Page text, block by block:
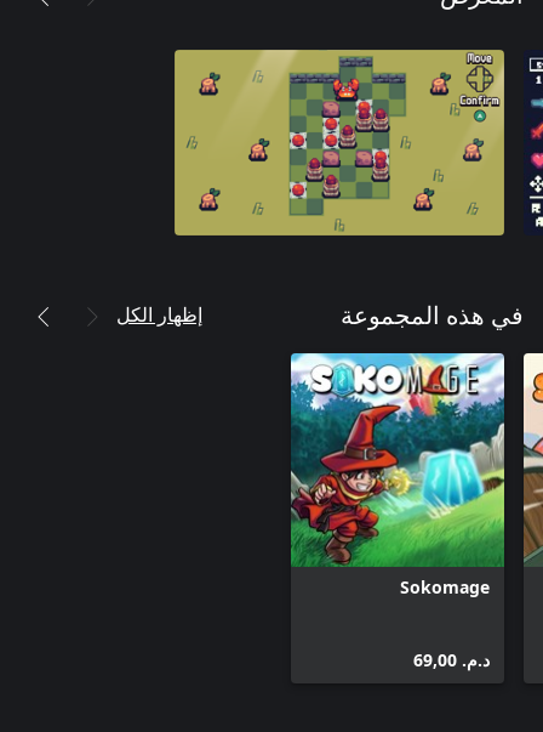
في هذه المجموعة إظهار الكل
Sokomage
د.م.‏ 69,00